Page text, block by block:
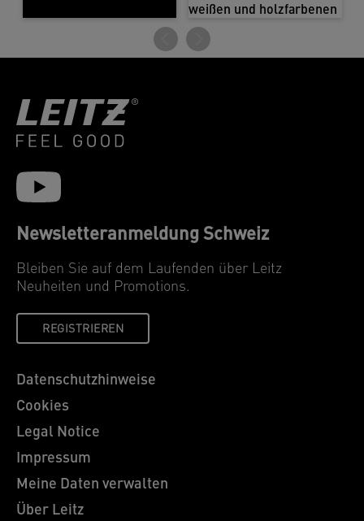
Newsletteranmeldung Schweiz
Bleiben Sie auf dem Laufenden über Leitz
Neuheiten und Promotions.
REGISTRIEREN
Datenschutzhinweise
Cookies
Legal Notice
Impressum
Meine Daten verwalten
Über Leitz